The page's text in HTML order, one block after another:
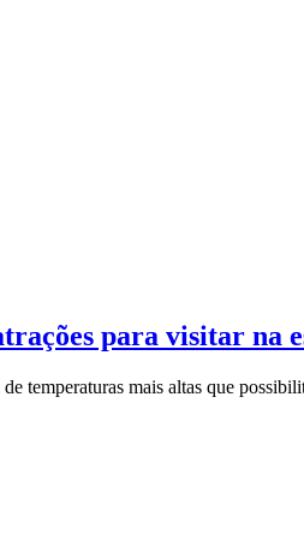
para visitar na
temperaturas mais altas que